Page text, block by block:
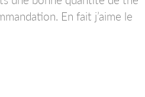
En fait j’aime le